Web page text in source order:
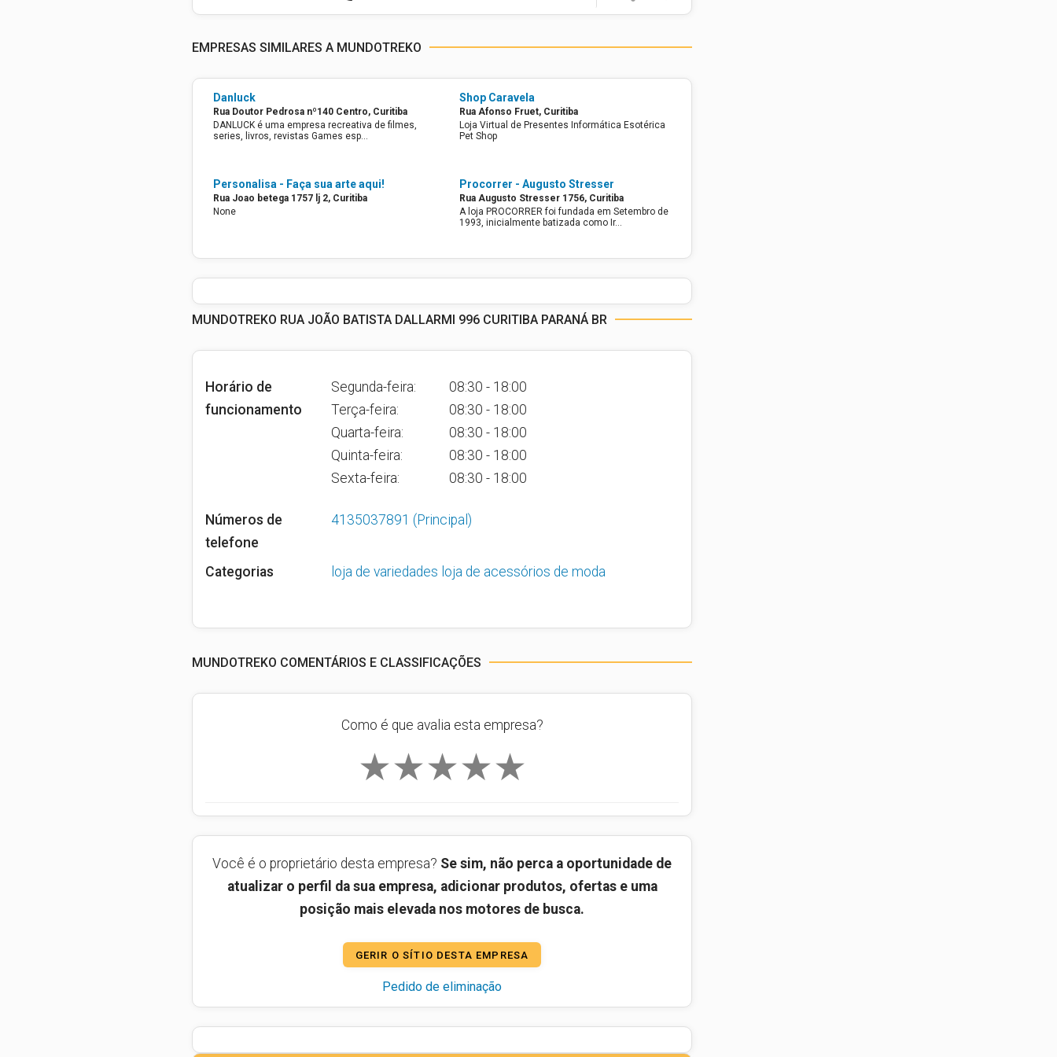
EMPRESAS SIMILARES A MUNDOTREKO
Danluck
Rua Doutor Pedrosa nº140 Centro, Curitiba
DANLUCK é uma empresa recreativa de filmes,
series, livros, revistas Games esp…
Shop Caravela
Rua Afonso Fruet, Curitiba
Loja Virtual de Presentes Informática Esotérica
Pet Shop
Personalisa - Faça sua arte aqui!
Rua Joao betega 1757 lj 2, Curitiba
None
Procorrer - Augusto Stresser
Rua Augusto Stresser 1756, Curitiba
A loja PROCORRER foi fundada em Setembro de
1993, inicialmente batizada como Ir…
MUNDOTREKO RUA JOÃO BATISTA DALLARMI 996 CURITIBA PARANÁ BR
Horário de
funcionamento
Segunda-feira:
08:30 - 18:00
Terça-feira:
08:30 - 18:00
Quarta-feira:
08:30 - 18:00
Quinta-feira:
08:30 - 18:00
Sexta-feira:
08:30 - 18:00
Números de
telefone
4135037891 (Principal)
Categorias loja de variedades loja de acessórios de moda
MUNDOTREKO COMENTÁRIOS E CLASSIFICAÇÕES
Como é que avalia esta empresa?
★
★
★
★
★
Você é o proprietário desta empresa? Se sim, não perca a oportunidade de
atualizar o perfil da sua empresa, adicionar produtos, ofertas e uma
posição mais elevada nos motores de busca.
GERIR O SÍTIO DESTA EMPRESA
Pedido de eliminação